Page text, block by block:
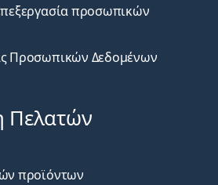
προσωπικών
Προσωπικών Δεδομένων
Πελατών
προϊόντων